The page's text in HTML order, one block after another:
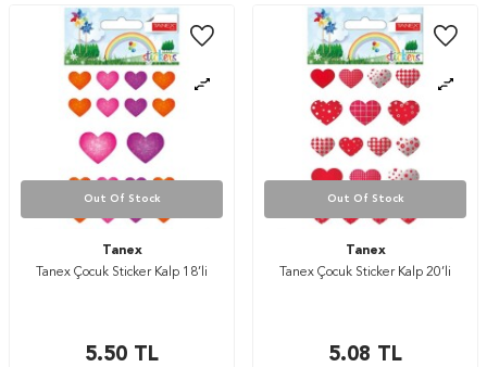
Out Of Stock
Tanex
Tanex Çocuk Sticker Kalp 18’li
5.50 TL
Out Of Stock
Tanex
Tanex Çocuk Sticker Kalp 20’li
5.08 TL